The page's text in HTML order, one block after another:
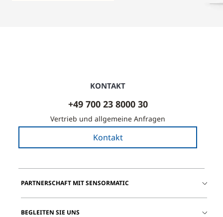
KONTAKT
+49 700 23 8000 30
Vertrieb und allgemeine Anfragen
Kontakt
PARTNERSCHAFT MIT SENSORMATIC
BEGLEITEN SIE UNS